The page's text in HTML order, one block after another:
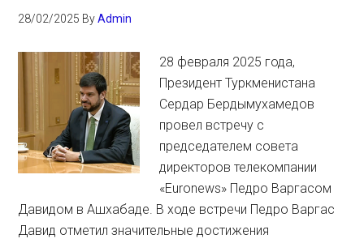
28/02/2025 ByAdmin
28 февраля 2025 года,
Президент Туркменистана
Сердар Бердымухамедов
провел встречу с
председателем совета
директоров телекомпании
«Euronews» Педро Варгасом
Давидом в Ашхабаде. В ходе встречи Педро Варгас
Давид отметил значительные достижения